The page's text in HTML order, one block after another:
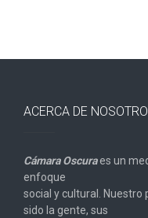
ACERCA DE
Cámara Oscuraes un
enfoque
social y cultural. Nuestro
sido la gente, sus